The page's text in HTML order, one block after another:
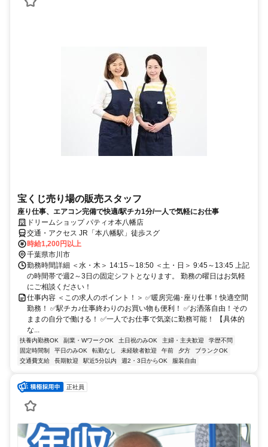
宝くじ売り場の販売スタッフ
座り仕事、エアコン完備で快適/駅チカ1分/一人で気軽にお仕事
ドリームショップ パティオ本八幡店
交通・アクセス JR「本八幡駅」徒歩スグ
時給1,200円以上
千葉県市川市
勤務時間詳細 ＜水・木＞ 14:15～18:50 ＜土・日＞ 9:45～13:45 上記
の時間帯で週2～3日の固定シフトとなります。 勤務の曜日はお気軽
にご相談ください！
仕事内容 ＜この求人のポイント！＞ ✅暖房完備･座り仕事！快適空間
勤務！ ✅駅チカ♪仕事終わりのお買い物も便利！ ✅お洒落自由！その
ままの自分で働ける！ ✅一人でお仕事で気楽に勤務可能！ 【具体的
な...
扶養内勤務OK 副業・WワークOK 土日祝のみOK 主婦・主夫歓迎
学歴不問
固定時間制
平日のみOK 転勤なし 未経験者歓迎 午前 夕方
ブランクOK
交通費支給
長期歓迎 駅近5分以内 週2・3日からOK 服装自由
正社員